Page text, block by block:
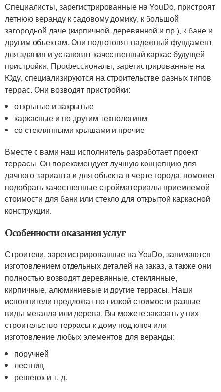
Специалисты, зарегистрированные на YouDo, пристроят
летнюю веранду к садовому домику, к большой
загородной даче (кирпичной, деревянной и пр.), к бане и
другим объектам. Они подготовят надежный фундамент
для здания и установят качественный каркас будущей
пристройки. Профессионалы, зарегистрированные на
Юду, специализируются на строительстве разных типов
террас. Они возводят пристройки:
открытые и закрытые
каркасные и по другим технологиям
со стеклянными крышами и прочие
Вместе с вами наш исполнитель разработает проект
террасы. Он порекомендует лучшую концепцию для
дачного варианта и для объекта в черте города, поможет
подобрать качественные стройматериалы приемлемой
стоимости для бани или стекло для открытой каркасной
конструкции.
Особенности оказания услуг
Строители, зарегистрированные на YouDo, занимаются
изготовлением отдельных деталей на заказ, а также они
полностью возводят деревянные, стеклянные,
кирпичные, алюминиевые и другие террасы. Наши
исполнители предложат по низкой стоимости разные
виды металла или дерева. Вы можете заказать у них
строительство террасы к дому под ключ или
изготовление любых элементов для веранды:
поручней
лестниц
решеток и т. д.